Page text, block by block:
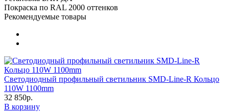
Покраска по RAL 2000 оттенков
Рекомендуемые товары
Светодиодный профильный светильник SMD-Line-R Кольцо
110W 1100mm
32 850р.
В корзину